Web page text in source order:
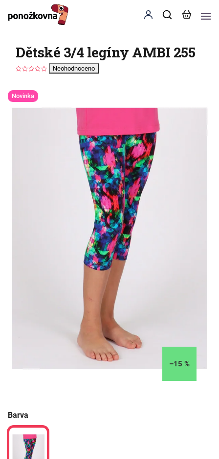
Dětské 3/4 legíny AMBI 255
Neohodnoceno
Novinka
–15 %
Barva